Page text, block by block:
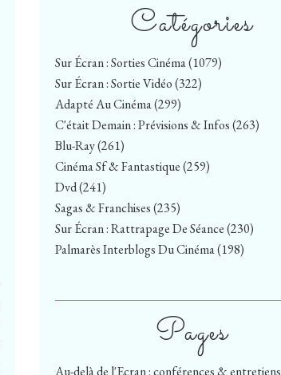
Catégories
Sur Écran : Sorties Cinéma(1079)
Sur Écran : Sortie Vidéo(322)
Adapté Au Cinéma(299)
C'était Demain : Prévisions & Infos(263)
Blu-Ray(261)
Cinéma Sf & Fantastique(259)
Dvd(241)
Sagas & Franchises(235)
Sur Écran : Rattrapage De Séance(230)
Palmarès Interblogs Du Cinéma(198)
Pages
Au-delà de l'Ecran : conférences & entretiens